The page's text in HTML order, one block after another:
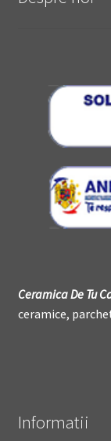
Ceramica DeTu
ceramice,
Informatii